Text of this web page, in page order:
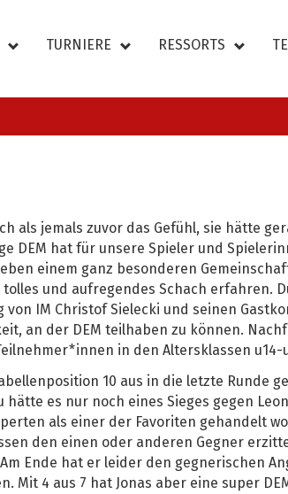
TURNIERE RESSORTS
als jemals zuvor das Gefühl, sie hätte
DEM hat für unsere Spieler und
einem ganz besonderen
und aufregendes Schach erfahren.
von IM Christof Sielecki und seinen
an der DEM teilhaben zu können.
in den Altersklassen u14-
10 aus in die letzte Runde
hätte es nur noch eines Sieges gegen
als einer der Favoriten gehandelt
den einen oder anderen Gegner
Am Ende hat er leider den gegnerischen
Mit 4 aus 7 hat Jonas aber eine super